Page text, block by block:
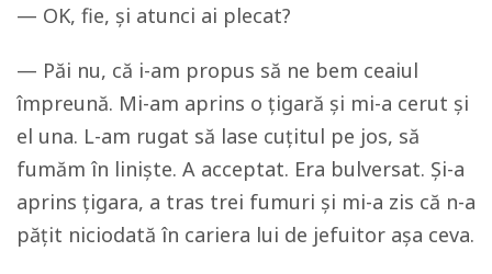
— OK, fie, și atunci ai plecat?
— Păi nu, că i-am propus să ne bem ceaiul
împreună. Mi-am aprins o țigară și mi-a cerut și
el una. L-am rugat să lase cuțitul pe jos, să
fumăm în liniște. A acceptat. Era bulversat. Și-a
aprins țigara, a tras trei fumuri și mi-a zis că n-a
pățit niciodată în cariera lui de jefuitor așa ceva.